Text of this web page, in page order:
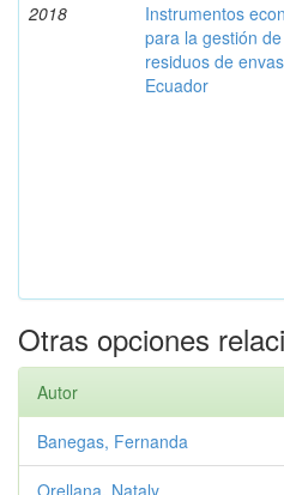
2018
Instrumentos
para la gestión de
residuos de
Ecuador
Otras opciones
Autor
Banegas, Fernanda
Orellana, Nataly